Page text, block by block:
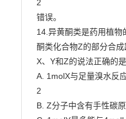
2
错误。
14.异黄酮类是药用植
酮类化合物Z的部分合
X、Y和Z的说法正确的
A. 1molX与足量溴水反
2
B. Z分子中含有手性碳